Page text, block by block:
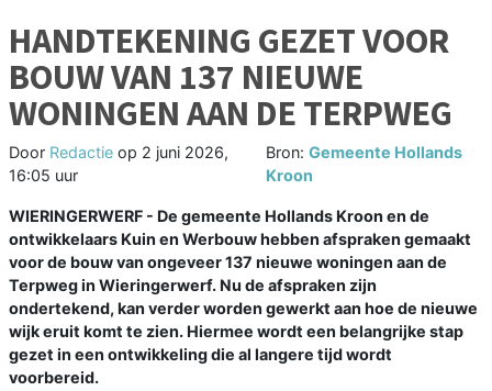
HANDTEKENING GEZET VOOR
BOUW VAN 137 NIEUWE
WONINGEN AAN DE TERPWEG
Door Redactie op 2 juni 2026,
16:05 uur
Bron:Gemeente Hollands
Kroon
WIERINGERWERF - De gemeente Hollands Kroon en de
ontwikkelaars Kuin en Werbouw hebben afspraken gemaakt
voor de bouw van ongeveer 137 nieuwe woningen aan de
Terpweg in Wieringerwerf. Nu de afspraken zijn
ondertekend, kan verder worden gewerkt aan hoe de nieuwe
wijk eruit komt te zien. Hiermee wordt een belangrijke stap
gezet in een ontwikkeling die al langere tijd wordt
voorbereid.